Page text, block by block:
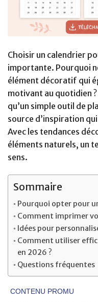
Choisir un calendrier
importante. Pourquoi
élément décoratif qui
motivant au quotidien
qu’un simple outil de
source d’inspiration
Avec les tendances
éléments naturels, un
sens.
Sommaire
Pourquoi opter pour
Comment imprimer
Idées pour
Comment utiliser
en 2026 ?
Questions fréquentes